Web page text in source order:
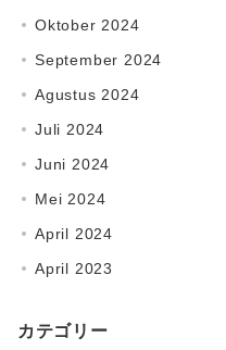
Oktober 2024
September 2024
Agustus 2024
Juli 2024
Juni 2024
Mei 2024
April 2024
April 2023
カテゴリー